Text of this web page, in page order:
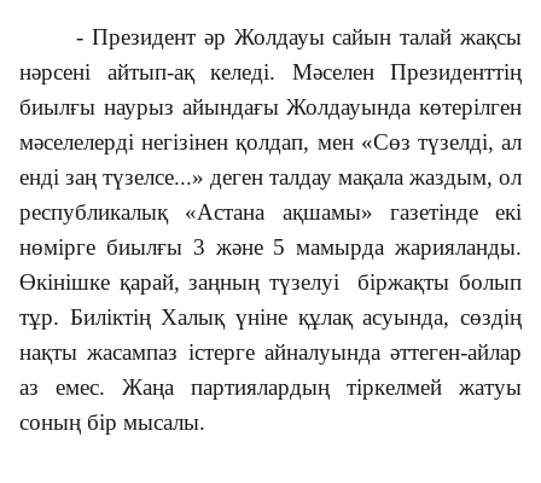
- Президент әр Жолдауы сайын талай жақсы
нәрсені айтып-ақ келеді. Мәселен Президенттің
биылғы наурыз айындағы Жолдауында көтерілген
мәселелерді негізінен қолдап, мен «Сөз түзелді, ал
енді заң түзелсе...» деген талдау мақала жаздым, ол
республикалық «Астана ақшамы» газетінде екі
нөмірге биылғы 3 және 5 мамырда жарияланды.
Өкінішке қарай, заңның түзелуі біржақты болып
тұр. Биліктің Халық үніне құлақ асуында, сөздің
нақты жасампаз істерге айналуында әттеген-айлар
аз емес. Жаңа партиялардың тіркелмей жатуы
соның бір мысалы.